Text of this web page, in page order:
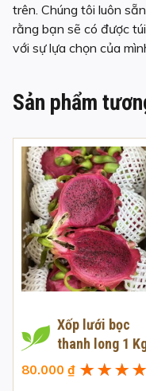
trên. Chúng tôi luôn
rằng bạn sẽ có được
với sự lựa chọn của
Sản phẩm
Xốp lưới bọc
thanh long 1
80.000 ₫